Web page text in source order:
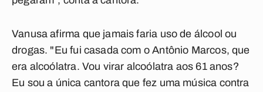
Vanusa afirma que jamais faria uso de álcool ou
drogas. "Eu fui casada com o Antônio Marcos, que
era alcoólatra. Vou virar alcoólatra aos 61 anos?
Eu sou a única cantora que fez uma música contra